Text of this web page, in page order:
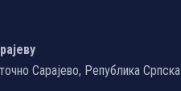
Сарајево, Република Српска